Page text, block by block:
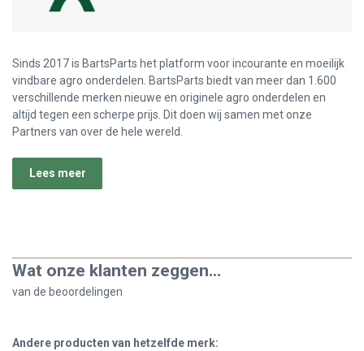
Sinds 2017 is BartsParts het platform voor incourante en moeilijk
vindbare agro onderdelen. BartsParts biedt van meer dan 1.600
verschillende merken nieuwe en originele agro onderdelen en
altijd tegen een scherpe prijs. Dit doen wij samen met onze
Partners van over de hele wereld.
Lees meer
Wat onze klanten zeggen...
van de beoordelingen
Andere producten van hetzelfde merk: